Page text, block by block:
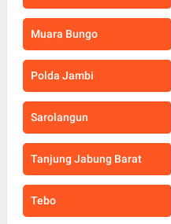
Muara Bungo
Polda Jambi
Sarolangun
Tanjung Jabung Barat
Tebo